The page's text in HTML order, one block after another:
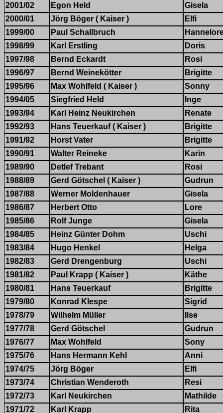
2001/02
Egon Held
Gisela
2000/01
Jörg Böger ( Kaiser )
Elfi
1999/00
Paul Schallbruch
1998/99
Karl Erstling
Doris
1997/98
Bernd Eckardt
Rosi
1996/97
Bernd Weinekötter
Brigitte
1995/96
Max Wohlfeld ( Kaiser )
Sonny
1994/05
Siegfried Held
Inge
1993/94
Karl Heinz Neukirchen
Renate
1992/93
Hans Teuerkauf ( Kaiser )
Brigitte
1991/92
Horst Vater
Brigitte
1990/91
Walter Reineke
Karin
1989/90
Detlef Trebant
Rosi
1988/89
Gerd Götschel ( Kaiser )
Gudrun
1987/88
Werner Moldenhauer
Gisela
1986/87
Herbert Otto
Lore
1985/86
Rolf Junge
Gisela
1984/85
Heinz Günter Dohm
Uschi
1983/84
Hugo Henkel
Helga
1982/83
Gerd Drengenburg
Uschi
1981/82
Paul Krapp ( Kaiser )
Käthe
1980/81
Hans Teuerkauf
Brigitte
1979/80
Konrad Klespe
Sigrid
1978/79
Wilhelm Müller
Ilse
1977/78
Gerd Götschel
Gudrun
1976/77
Max Wohlfeld
Sony
1975/76
Hans Hermann Kehl
Anni
1974/75
Jörg Böger
Elfi
1973/74
Christian Wenderoth
Resi
1972/73
Karl Neukirchen
Mathilde
1971/72
Karl Krapp Rita